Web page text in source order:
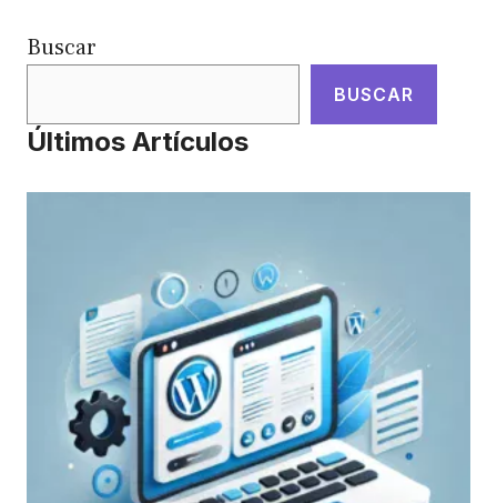
Buscar
BUSCAR
Últimos Artículos